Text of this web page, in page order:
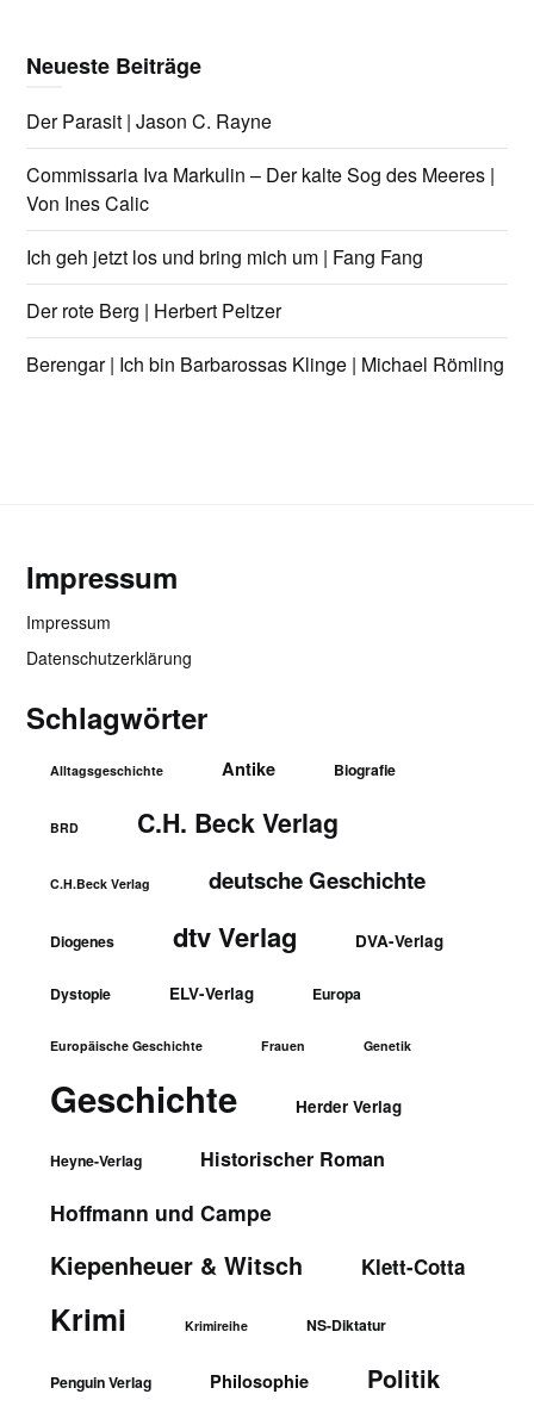
Neueste Beiträge
Der Parasit | Jason C. Rayne
Commissaria Iva Markulin – Der kalte Sog des Meeres |
Von Ines Calic
Ich geh jetzt los und bring mich um | Fang Fang
Der rote Berg | Herbert Peltzer
Berengar | Ich bin Barbarossas Klinge | Michael Römling
Impressum
Impressum
Datenschutzerklärung
Schlagwörter
Alltagsgeschichte Antike Biografie
BRD C.H. Beck Verlag
C.H.Beck Verlag deutsche Geschichte
Diogenes dtv Verlag DVA-Verlag
Dystopie ELV-Verlag Europa
Europäische Geschichte Frauen Genetik
Geschichte Herder Verlag
Heyne-Verlag Historischer Roman
Hoffmann und Campe
Kiepenheuer & Witsch Klett-Cotta
Krimi Krimireihe NS-Diktatur
Penguin Verlag Philosophie Politik